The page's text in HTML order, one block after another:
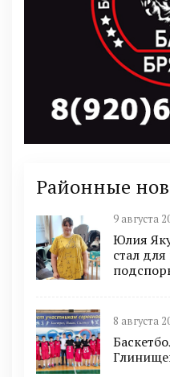
Районные
9 августа
Юлия
стал
8 августа